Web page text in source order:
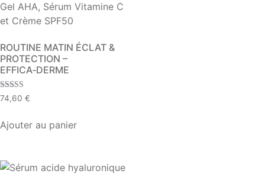
ROUTINE MATIN ÉCLAT &
PROTECTION –
EFFICA‑DERME​
Note
5.00
74,60 €
Ajouter au panier